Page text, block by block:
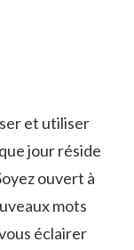
et utiliser
jour réside
ouvert à
mots
éclairer